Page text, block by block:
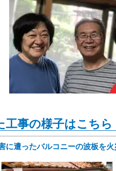
工事の様子はこちら
に遭ったバルコニーの波板を